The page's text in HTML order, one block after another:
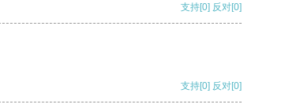
支持[0] 反对[0]
支持[0] 反对[0]